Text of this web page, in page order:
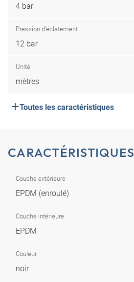
4 bar
Pression d’éclatement
12 bar
Unité
mètres
Toutes les caractéristiques
CARACTÉRISTIQUES
Couche extérieure
EPDM (enroulé)
Couche intérieure
EPDM
Couleur
noir